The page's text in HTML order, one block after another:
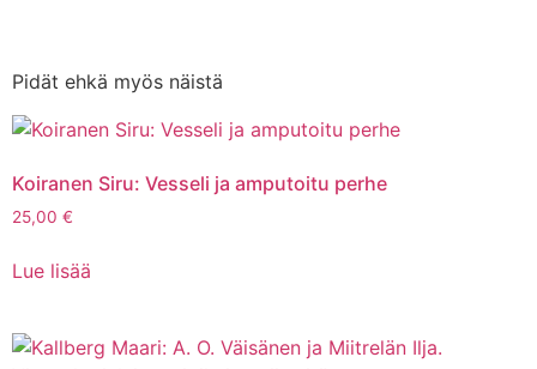
Pidät ehkä myös näistä
Koiranen Siru: Vesseli ja amputoitu perhe
25,00 €
Lue lisää